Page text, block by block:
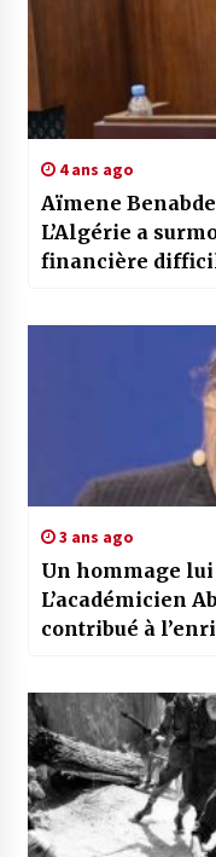
4 ans ago
Aïmene
L’Algérie a
financière
volonté des
3 ans ago
Un hommage lui
L’académicien
contribué à